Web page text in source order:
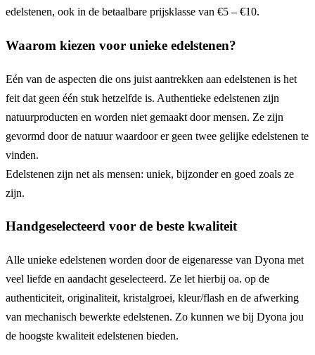
edelstenen, ook in de betaalbare prijsklasse van €5 – €10.
Waarom kiezen voor unieke edelstenen?
Eén van de aspecten die ons juist aantrekken aan edelstenen is het
feit dat geen één stuk hetzelfde is. Authentieke edelstenen zijn
natuurproducten en worden niet gemaakt door mensen. Ze zijn
gevormd door de natuur waardoor er geen twee gelijke edelstenen te
vinden.
Edelstenen zijn net als mensen: uniek, bijzonder en goed zoals ze
zijn.
Handgeselecteerd voor de beste kwaliteit
Alle unieke edelstenen worden door de eigenaresse van Dyona met
veel liefde en aandacht geselecteerd. Ze let hierbij oa. op de
authenticiteit, originaliteit, kristalgroei, kleur/flash en de afwerking
van mechanisch bewerkte edelstenen. Zo kunnen we bij Dyona jou
de hoogste kwaliteit edelstenen bieden.